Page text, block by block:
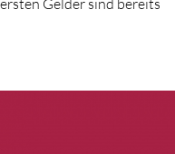
Gelder sind bereits